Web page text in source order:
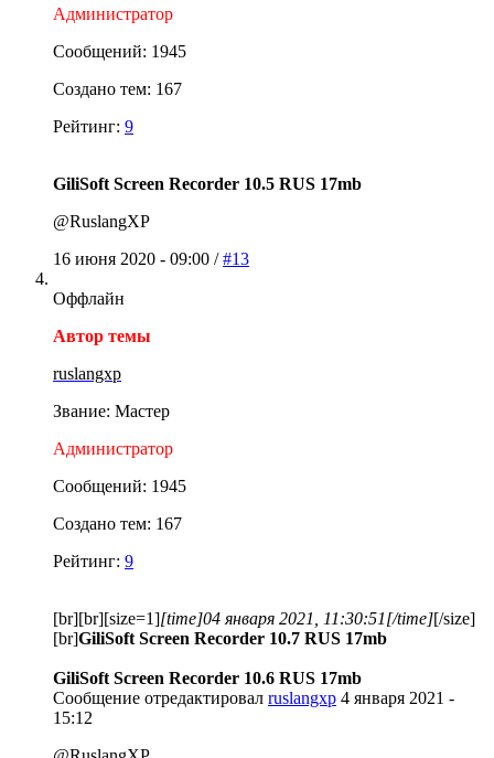
Администратор
Сообщений: 1945
Создано тем: 167
Рейтинг: 9
GiliSoft Screen Recorder 10.5 RUS 17mb
@RuslangXP
16 июня 2020 - 09:00 /#13
Оффлайн
Автор темы
ruslangxp
Звание: Мастер
Администратор
Сообщений: 1945
Создано тем: 167
Рейтинг: 9
[br][br][size=1][time]04 января 2021, 11:30:51[/time][/size]
[br]GiliSoft Screen Recorder 10.7 RUS 17mb
GiliSoft Screen Recorder 10.6 RUS 17mb
Сообщение отредактировал ruslangxp 4 января 2021 -
15:12